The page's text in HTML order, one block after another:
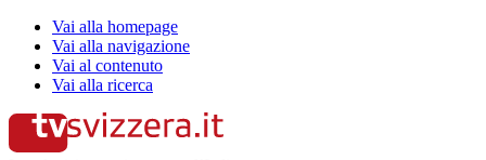
Vai alla homepage
Vai alla navigazione
Vai al contenuto
Vai alla ricerca